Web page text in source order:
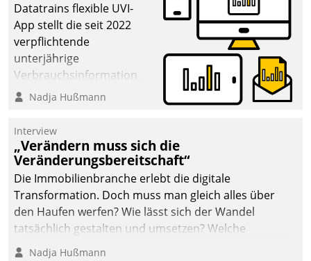
Datatrains flexible UVI-
App stellt die seit 2022
verpflichtende
unterjährige
Verbrauchsinformation
schnell, zuverlässig und
Die monatlichen
Mitteilungen zum
Heizungs- und
Wasserverbrauch gehen
automatisiert, vollständig
und auf Wunsch über
mehrere zuvor
Nadja Hußmann
Interview
„Verändern muss sich die
Veränderungsbereitschaft“
Die Immobilienbranche erlebt die digitale
Transformation. Doch muss man gleich alles über
den Haufen werfen? Wie lässt sich der Wandel
tatsächlich gestalten und umsetzen? Welche
Argumente zählen wirklich?
Nadja Hußmann